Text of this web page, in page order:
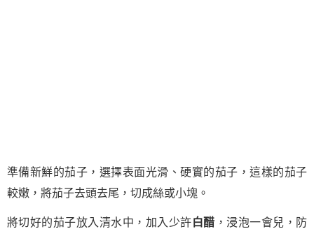
準備新鮮的茄子，選擇表面光滑、硬實的茄子，這樣的茄子
較嫩，將茄子去頭去尾，切成絲或小塊。
將切好的茄子放入清水中，加入少許白醋 ，浸泡一會兒，防